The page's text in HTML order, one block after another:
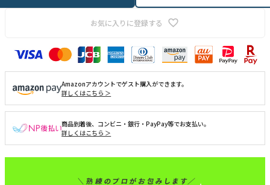
お気に入りに登録する
Amazonアカウントでゲスト購入ができます。
詳しくはこちら ＞
商品到着後、コンビニ・銀行・PayPay等でお支払い。
詳しくはこちら ＞